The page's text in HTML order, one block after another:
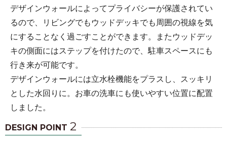
デザインウォールによってプライバシーが保護されてい
るので、リビングでもウッドデッキでも周囲の視線を気
にすることなく過ごすことができます。またウッドデッ
キの側面にはステップを付けたので、駐車スペースにも
行き来が可能です。
デザインウォールには立水栓機能をプラスし、スッキリ
とした水回りに。お車の洗車にも使いやすい位置に配置
しました。
DESIGN POINT 2